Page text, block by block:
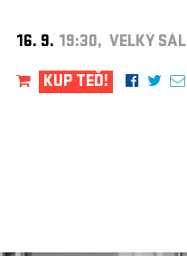
16. 9. 19:30, VELKÝ SÁL
KUP TEĎ!